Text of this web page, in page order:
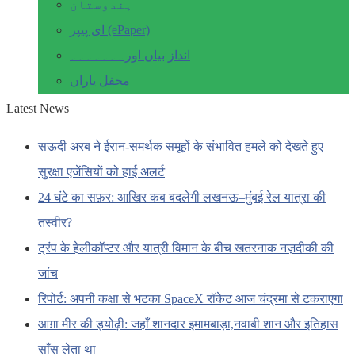
ہندوستان
ای پیپر (ePaper)
انداز بیاں اور۔۔۔۔۔۔۔
محفل یاراں
Latest News
सऊदी अरब ने ईरान-समर्थक समूहों के संभावित हमले को देखते हुए
सुरक्षा एजेंसियों को हाई अलर्ट
24 घंटे का सफ़र: आखिर कब बदलेगी लखनऊ–मुंबई रेल यात्रा की
तस्वीर?
ट्रंप के हेलीकॉप्टर और यात्री विमान के बीच खतरनाक नज़दीकी की
जांच
रिपोर्ट: अपनी कक्षा से भटका SpaceX रॉकेट आज चंद्रमा से टकराएगा
आग़ा मीर की ड्योढ़ी: जहाँ शानदार इमामबाड़ा,नवाबी शान और इतिहास
साँस लेता था